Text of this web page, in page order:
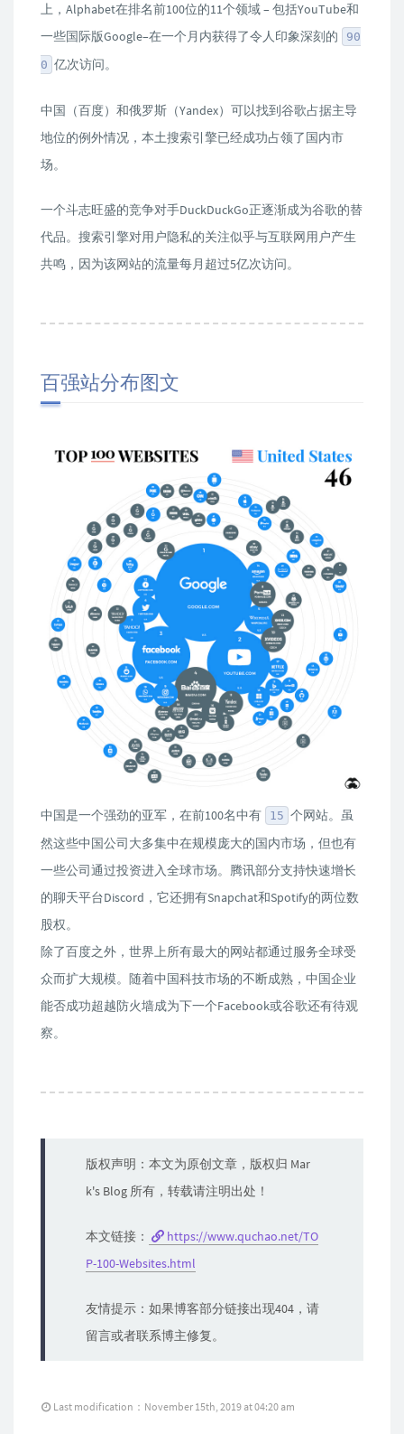
上，Alphabet在排名前100位的11个领域 – 包括YouTube和
一些国际版Google–在一个月内获得了令人印象深刻的
90
0 亿次访问。
中国（百度）和俄罗斯（Yandex）可以找到谷歌占据主导
地位的例外情况，本土搜索引擎已经成功占领了国内市
场。
一个斗志旺盛的竞争对手DuckDuckGo正逐渐成为谷歌的替
代品。搜索引擎对用户隐私的关注似乎与互联网用户产生
共鸣，因为该网站的流量每月超过5亿次访问。
百强站分布图文
中国是一个强劲的亚军，在前100名中有 15 个网站。虽
然这些中国公司大多集中在规模庞大的国内市场，但也有
一些公司通过投资进入全球市场。腾讯部分支持快速增长
的聊天平台Discord，它还拥有Snapchat和Spotify的两位数
股权。
除了百度之外，世界上所有最大的网站都通过服务全球受
众而扩大规模。随着中国科技市场的不断成熟，中国企业
能否成功超越防火墙成为下一个Facebook或谷歌还有待观
察。
版权声明：本文为原创文章，版权归 Mar
k's Blog 所有，转载请注明出处！
本文链接：
https://www.quchao.net/TO
P-100-Websites.html
友情提示：如果博客部分链接出现404，请
留言或者联系博主修复。
Last modification：November 15th, 2019 at 04:20 am